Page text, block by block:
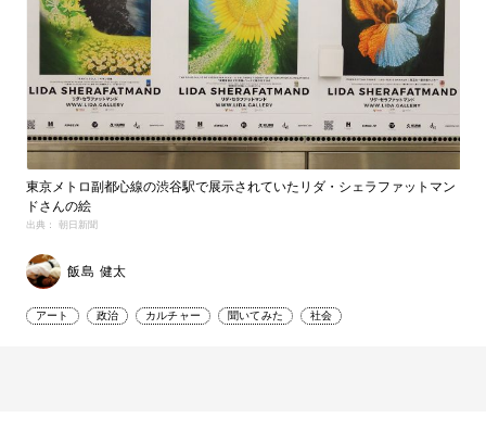
東京メトロ副都心線の渋谷駅で展示されていたリダ・シェラファットマン
ドさんの絵
出典： 朝日新聞
飯島 健太
アート 政治 カルチャー 聞いてみた 社会